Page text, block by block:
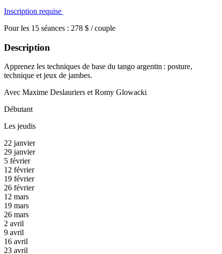
Inscription requise
Pour les 15 séances : 278 $ / couple
Description
Apprenez les techniques de base du tango argentin : posture,
technique et jeux de jambes.
Avec Maxime Deslauriers et Romy Glowacki
Débutant
Les jeudis
22 janvier
29 janvier
5 février
12 février
19 février
26 février
12 mars
19 mars
26 mars
2 avril
9 avril
16 avril
23 avril